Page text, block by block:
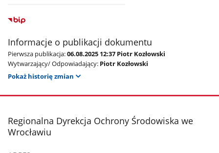
Informacje o publikacji dokumentu
Pierwsza publikacja:06.08.2025 12:37 Piotr Kozłowski
Wytwarzający/ Odpowiadający: Piotr Kozłowski
Pokaż historię zmian
stopka
Regionalna Dyrekcja Ochrony Środowiska we
Wrocławiu